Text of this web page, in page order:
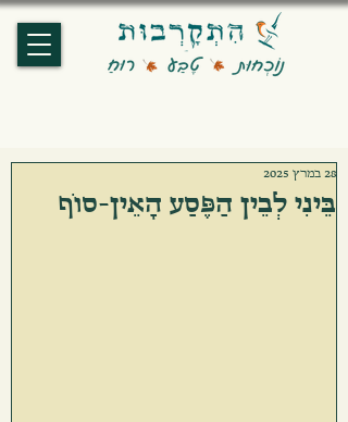
בֵּינִי לְבֵין הַפֶּסַע הָאֵין-סוֹף
28 במרץ 2025